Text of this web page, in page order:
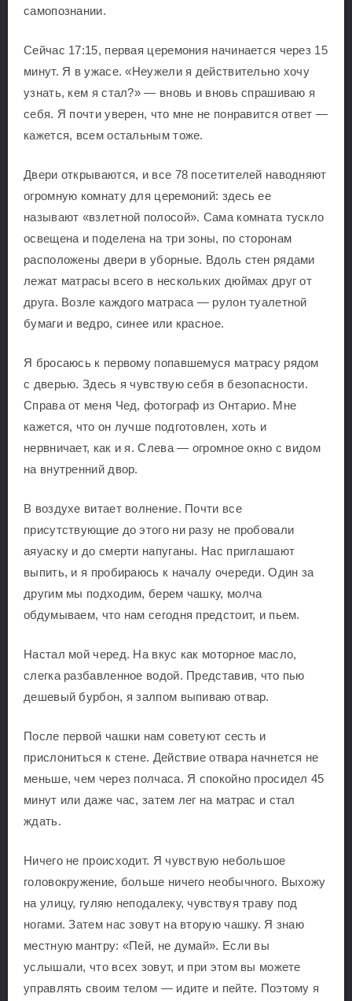
самопознании.
Сейчас 17:15, первая церемония начинается через 15
минут. Я в ужасе. «Неужели я действительно хочу
узнать, кем я стал?» — вновь и вновь спрашиваю я
себя. Я почти уверен, что мне не понравится ответ —
кажется, всем остальным тоже.
Двери открываются, и все 78 посетителей наводняют
огромную комнату для церемоний: здесь ее
называют «взлетной полосой». Сама комната тускло
освещена и поделена на три зоны, по сторонам
расположены двери в уборные. Вдоль стен рядами
лежат матрасы всего в нескольких дюймах друг от
друга. Возле каждого матраса — рулон туалетной
бумаги и ведро, синее или красное.
Я бросаюсь к первому попавшемуся матрасу рядом
с дверью. Здесь я чувствую себя в безопасности.
Справа от меня Чед, фотограф из Онтарио. Мне
кажется, что он лучше подготовлен, хоть и
нервничает, как и я. Слева — огромное окно с видом
на внутренний двор.
В воздухе витает волнение. Почти все
присутствующие до этого ни разу не пробовали
аяуаску и до смерти напуганы. Нас приглашают
выпить, и я пробираюсь к началу очереди. Один за
другим мы подходим, берем чашку, молча
обдумываем, что нам сегодня предстоит, и пьем.
Настал мой черед. На вкус как моторное масло,
слегка разбавленное водой. Представив, что пью
дешевый бурбон, я залпом выпиваю отвар.
После первой чашки нам советуют сесть и
прислониться к стене. Действие отвара начнется не
меньше, чем через полчаса. Я спокойно просидел 45
минут или даже час, затем лег на матрас и стал
ждать.
Ничего не происходит. Я чувствую небольшое
головокружение, больше ничего необычного. Выхожу
на улицу, гуляю неподалеку, чувствуя траву под
ногами. Затем нас зовут на вторую чашку. Я знаю
местную мантру: «Пей, не думай». Если вы
услышали, что всех зовут, и при этом вы можете
управлять своим телом — идите и пейте. Поэтому я